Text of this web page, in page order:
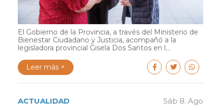
El Gobierno de la Provincia, a través del Ministerio de
Bienestar Ciudadano y Justicia, acompañó a la
legisladora provincial Gisela Dos Santos en l...
Leer más +
ACTUALIDAD Sáb 8. Ago